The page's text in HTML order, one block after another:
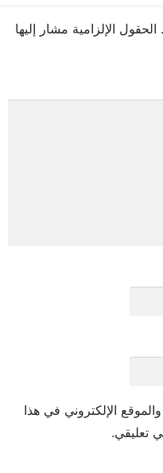
الحقول الإلزامية مشار إليها
الإلكتروني في هذا
تعليقي.